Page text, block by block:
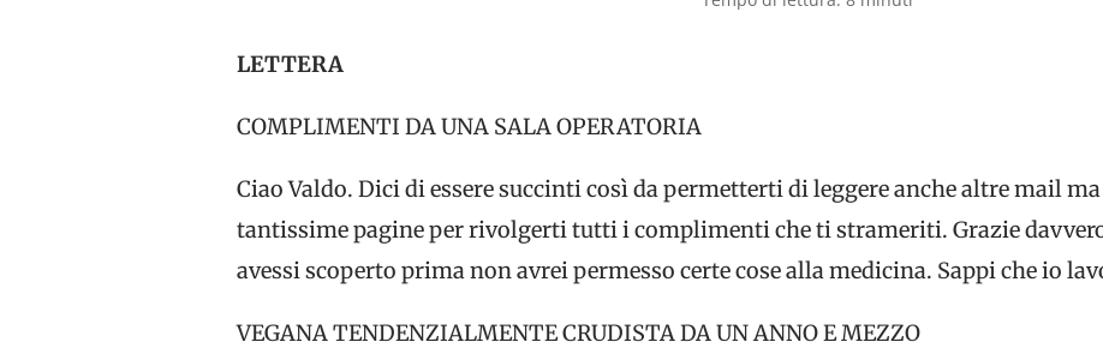
LETTERA
COMPLIMENTI DA UNA SALA OPERATORIA
Ciao Valdo. Dici di essere succinti così da permetterti di leggere anche altre mail
tantissime pagine per rivolgerti tutti i complimenti che ti strameriti. Grazie
avessi scoperto prima non avrei permesso certe cose alla medicina. Sappi che io
VEGANA TENDENZIALMENTE CRUDISTA DA UN ANNO E MEZZO